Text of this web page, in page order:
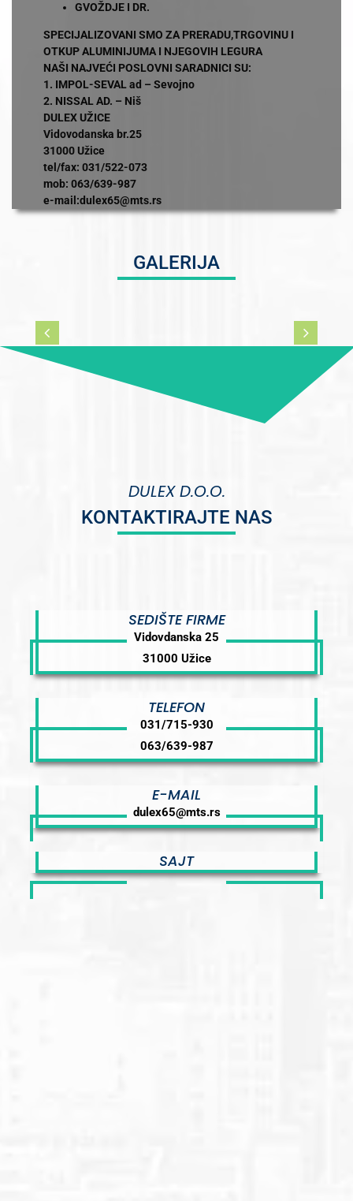
GVOŽDJE I DR.
SPECIJALIZOVANI SMO ZA PRERADU,TRGOVINU I
OTKUP ALUMINIJUMA I NJEGOVIH LEGURA
NAŠI NAJVEĆI POSLOVNI SARADNICI SU:
1. IMPOL-SEVAL ad – Sevojno
2. NISSAL AD. – Niš
DULEX UŽICE
Vidovodanska br.25
31000 Užice
tel/fax: 031/522-073
mob: 063/639-987
e-mail:dulex65@mts.rs
GALERIJA
DULEX D.O.O.
KONTAKTIRAJTE NAS
SEDIŠTE FIRME
Vidovdanska 25
31000 Užice
TELEFON
031/715-930
063/639-987
E-MAIL
dulex65@mts.rs
SAJT